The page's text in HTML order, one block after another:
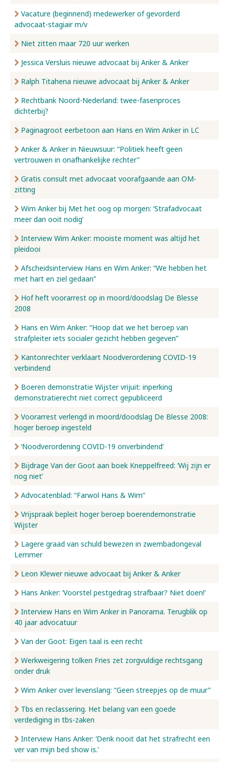
Vacature (beginnend) medewerker of gevorderd
advocaat-stagiair m/v
Niet zitten maar 720 uur werken
Jessica Versluis nieuwe advocaat bij Anker & Anker
Ralph Titahena nieuwe advocaat bij Anker & Anker
Rechtbank Noord-Nederland: twee-fasenproces
dichterbij?
Paginagroot eerbetoon aan Hans en Wim Anker in LC
Anker & Anker in Nieuwsuur: “Politiek heeft geen
vertrouwen in onafhankelijke rechter”
Gratis consult met advocaat voorafgaande aan OM-
zitting
Wim Anker bij Met het oog op morgen: ‘Strafadvocaat
meer dan ooit nodig’
Interview Wim Anker: mooiste moment was altijd het
pleidooi
Afscheidsinterview Hans en Wim Anker: “We hebben het
met hart en ziel gedaan”
Hof heft voorarrest op in moord/doodslag De Blesse
2008
Hans en Wim Anker: “Hoop dat we het beroep van
strafpleiter iets socialer gezicht hebben gegeven”
Kantonrechter verklaart Noodverordening COVID-19
verbindend
Boeren demonstratie Wijster vrijuit: inperking
demonstratierecht niet correct gepubliceerd
Voorarrest verlengd in moord/doodslag De Blesse 2008:
hoger beroep ingesteld
‘Noodverordening COVID-19 onverbindend’
Bijdrage Van der Goot aan boek Kneppelfreed: ‘Wij zijn er
nog niet’
Advocatenblad: “Farwol Hans & Wim”
Vrijspraak bepleit hoger beroep boerendemonstratie
Wijster
Lagere graad van schuld bewezen in zwembadongeval
Lemmer
Leon Klewer nieuwe advocaat bij Anker & Anker
Hans Anker: ‘Voorstel pestgedrag strafbaar? Niet doen!’
Interview Hans en Wim Anker in Panorama. Terugblik op
40 jaar advocatuur
Van der Goot: Eigen taal is een recht
Werkweigering tolken Fries zet zorgvuldige rechtsgang
onder druk
Wim Anker over levenslang: “Geen streepjes op de muur”
Tbs en reclassering. Het belang van een goede
verdediging in tbs-zaken
Interview Hans Anker: ‘Denk nooit dat het strafrecht een
ver van mijn bed show is.’